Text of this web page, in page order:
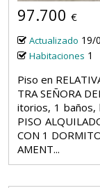
97.700 €
Actualizado 19/
Habitaciones 1
Piso en
TRA SEÑORA
itorios, 1 baños,
PISO
CON 1
AMENT...